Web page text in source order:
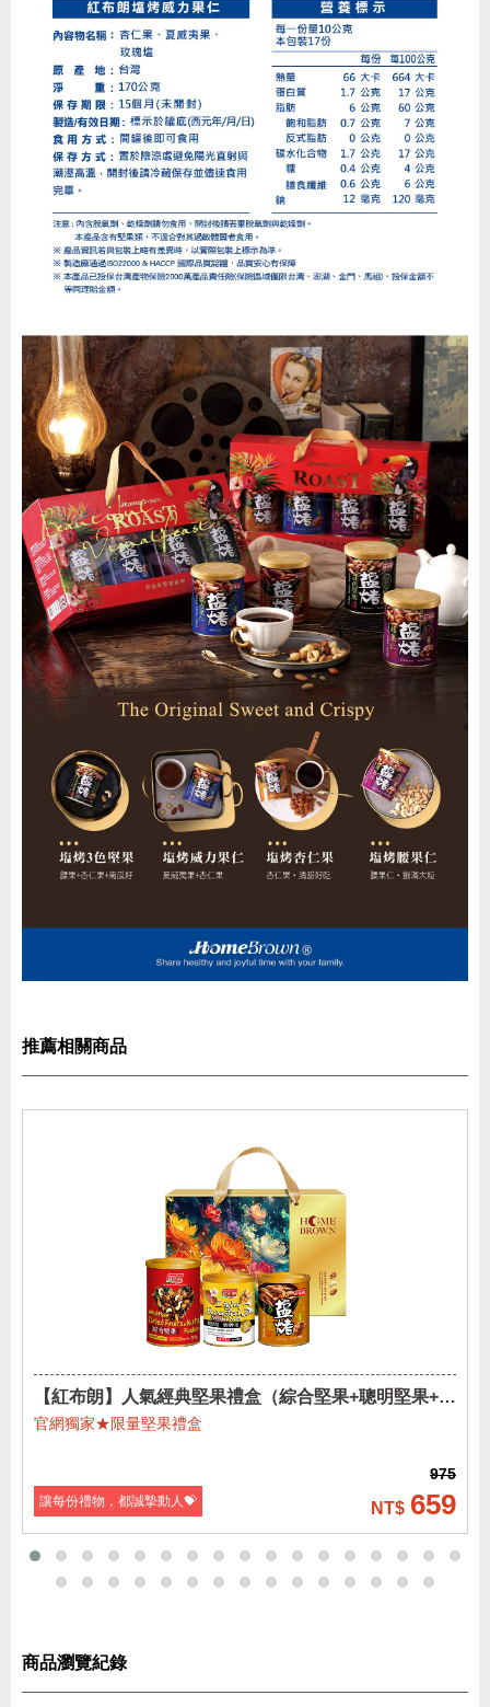
推薦相關商品
【紅布朗】人氣經典堅果禮盒（綜合堅果+聰明堅果+鹽
烤杏仁果)
官網獨家★限量堅果禮盒
讓每份禮物，都誠摯動人💝
975
659
商品瀏覽紀錄